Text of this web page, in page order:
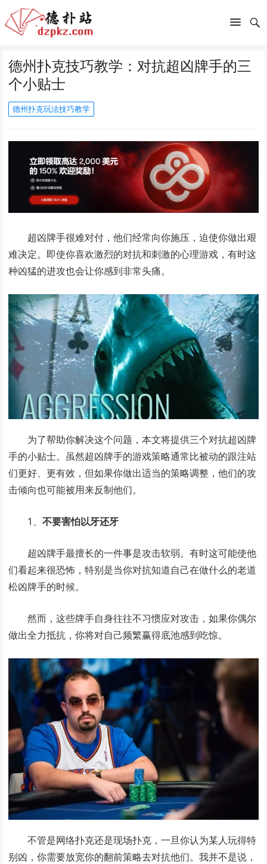
德州扑克技巧教学：对抗超凶牌手的三
个小贴士
德州扑克玩法技巧教学
超凶牌手很难对付，他们经常向你施压，迫使你做出艰
难决定。即使你喜欢激烈的对抗和刺激的心理游戏，有时这
种凶猛的进攻也会让你感到非常头痛。
为了帮助你解决这个问题，本文将提供三个对抗超凶牌
手的小贴士。虽然超凶牌手的游戏策略通常比被动的跟注站
们更好、更有效，但如果你做出适当的策略调整，他们的攻
击倾向也可能被用来反制他们。
1、不要害怕以牙还牙
超凶牌手最擅长的一件事是攻击软弱。有时这可能使他
们看起来很恐怖，特别是当你对抗知道自己在做什么的老道
松凶牌手的时候。
然而，这些牌手自身往往不习惯应对攻击，如果你偶尔
做出全力抵抗，你将对自己频繁赢得底池感到吃惊。
不管是网络扑克还是现场扑克，一旦你认为某人玩得特
别凶，你需要放宽你的翻前策略去对抗他们。我并不是说，